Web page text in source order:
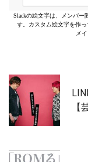
Slackの絵文字は、メンバー
す。カスタム絵文字を作
メ